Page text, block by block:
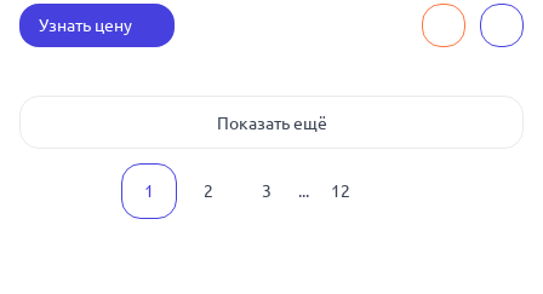
Узнать цену
Показать ещё
1 2 3 ... 12